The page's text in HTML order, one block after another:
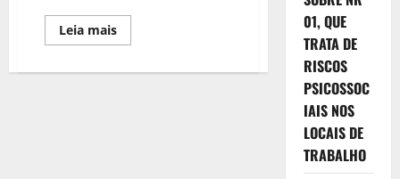
Leia maisLeia
mais
completa
01, QUE
TRATA DE
RISCOS
PSICOSSOC
IAIS NOS
LOCAIS DE
TRABALHO